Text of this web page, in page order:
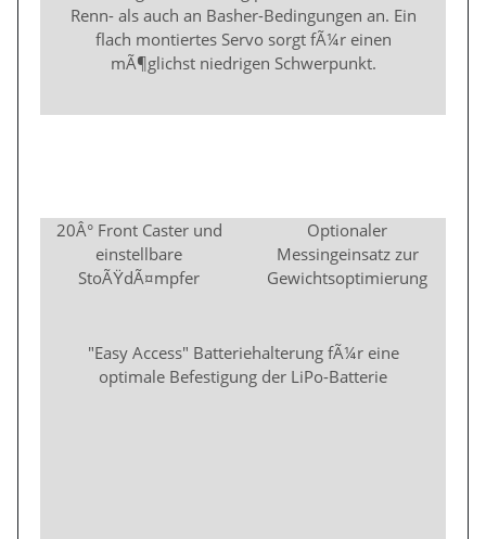
Renn- als auch an Basher-Bedingungen an. Ein
flach montiertes Servo sorgt fÃ¼r einen
mÃ¶glichst niedrigen Schwerpunkt.
20Â° Front Caster und
einstellbare
StoÃŸdÃ¤mpfer
Optionaler
Messingeinsatz zur
Gewichtsoptimierung
"Easy Access" Batteriehalterung fÃ¼r eine
optimale Befestigung der LiPo-Batterie